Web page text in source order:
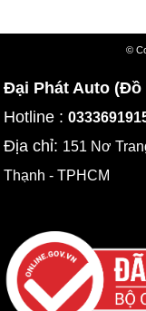
©
Đại Phát Auto
Hotline :
Địa chỉ: 151 Nơ
Thạnh - TPHCM